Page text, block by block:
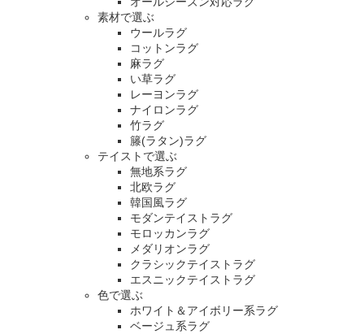
素材で選ぶ
ウールラグ
コットンラグ
麻ラグ
い草ラグ
レーヨンラグ
ナイロンラグ
竹ラグ
籐(ラタン)ラグ
テイストで選ぶ
無地系ラグ
北欧ラグ
韓国風ラグ
モダンテイストラグ
モロッカンラグ
メダリオンラグ
クラシックテイストラグ
エスニックテイストラグ
色で選ぶ
ホワイト＆アイボリー系ラグ
ベージュ系ラグ